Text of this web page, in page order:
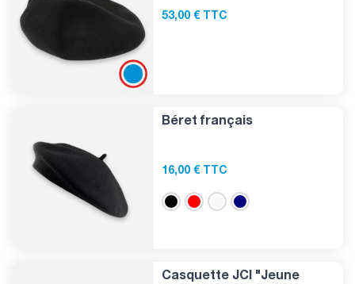
53,00 € TTC
Béret français
16,00 € TTC
Casquette JCI "Jeune